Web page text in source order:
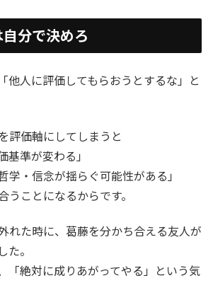
分で決めろ
他人に評価してもらおうとするな」と
評価軸にしてしまうと
基準が変わる」
学・信念が揺らぐ可能性がある」
うことになるからです。
れた時に、葛藤を分かち合える友人が
た。
「絶対に成りあがってやる」という気